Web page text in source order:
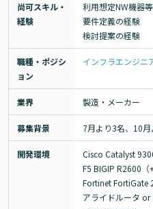
尚可スキル・
経験
利用想定NW機器
要件定義の経験
検討提案の経験
職種・ポジシ
ョン
インフラエンジニ
業界 製造・メーカー
募集背景 7月より3名、10月
開発環境
Cisco Catalyst
F5 BIGIP R2600（
Fortinet FortiGate
アライドルータ or